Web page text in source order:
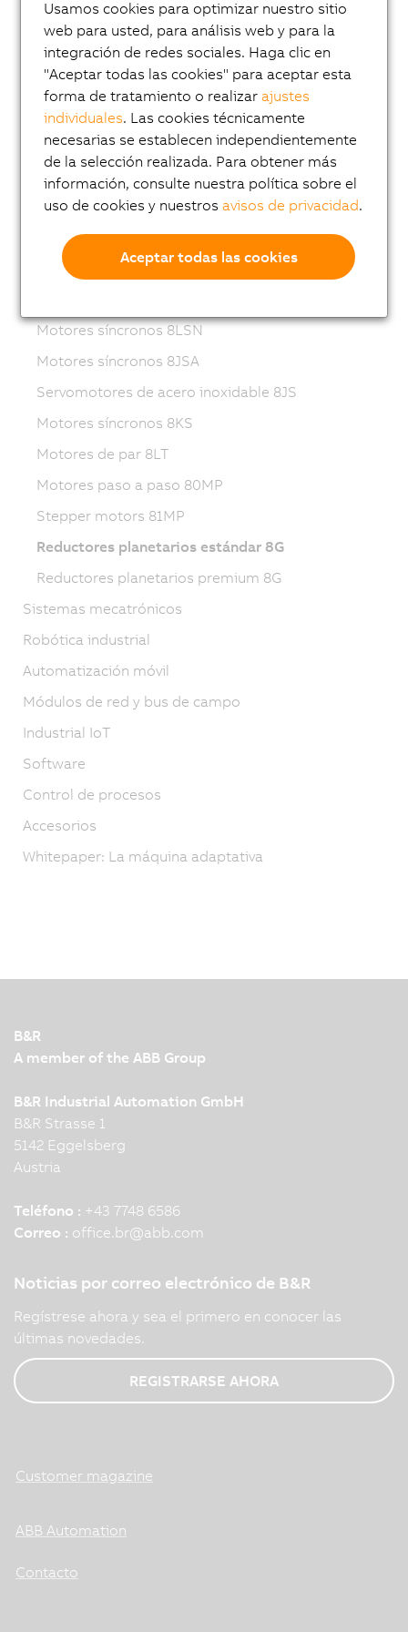
Variable frequency drives (VFD)
8LS-4 synchronous motors
8MS-4 synchronous motors
ACOPOSmotor Compact
Servomotores 8WSA
Motores reductores 8WSB
Motores síncronos 8LVA
Motores reductores 8LVB
Motores síncronos 8LWA
Motores síncronos 8LSN
Motores síncronos 8JSA
Servomotores de acero inoxidable 8JS
Motores síncronos 8KS
Motores de par 8LT
Motores paso a paso 80MP
Stepper motors 81MP
Reductores planetarios estándar 8G
Reductores planetarios premium 8G
Sistemas mecatrónicos
Robótica industrial
Automatización móvil
Módulos de red y bus de campo
Industrial IoT
Software
Control de procesos
Accesorios
Whitepaper: La máquina adaptativa
B&R
A member of the ABB Group
B&R Industrial Automation GmbH
B&R Strasse 1
5142 Eggelsberg
Austria
Teléfono : +43 7748 6586
Correo : office.br@abb.com
Noticias por correo electrónico de B&R
Regístrese ahora y sea el primero en conocer las
últimas novedades.
REGISTRARSE AHORA
Customer magazine
ABB Automation
Contacto
Usamos cookies para optimizar nuestro sitio
web para usted, para análisis web y para la
integración de redes sociales. Haga clic en
"Aceptar todas las cookies" para aceptar esta
forma de tratamiento o realizarajustes
individuales. Las cookies técnicamente
necesarias se establecen independientemente
de la selección realizada. Para obtener más
información, consulte nuestra política sobre el
uso de cookies y nuestrosavisos de privacidad.
Aceptar todas las cookies